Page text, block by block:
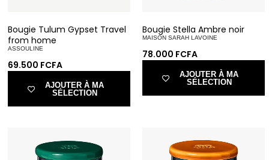
Bougie Tulum Gypset Travel
from home
ASSOULINE
69.500 FCFA
AJOUTER À MA
SÉLECTION
Bougie Stella Ambre noir
MAISON SARAH LAVOINE
78.000 FCFA
AJOUTER À MA
SÉLECTION